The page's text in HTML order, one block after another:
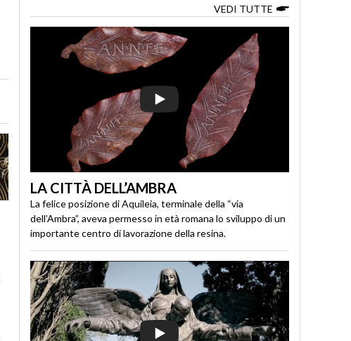
VEDI TUTTE
LA CITTÀ DELL’AMBRA
La felice posizione di Aquileia, terminale della “via
dell’Ambra”, aveva permesso in età romana lo sviluppo di un
importante centro di lavorazione della resina.